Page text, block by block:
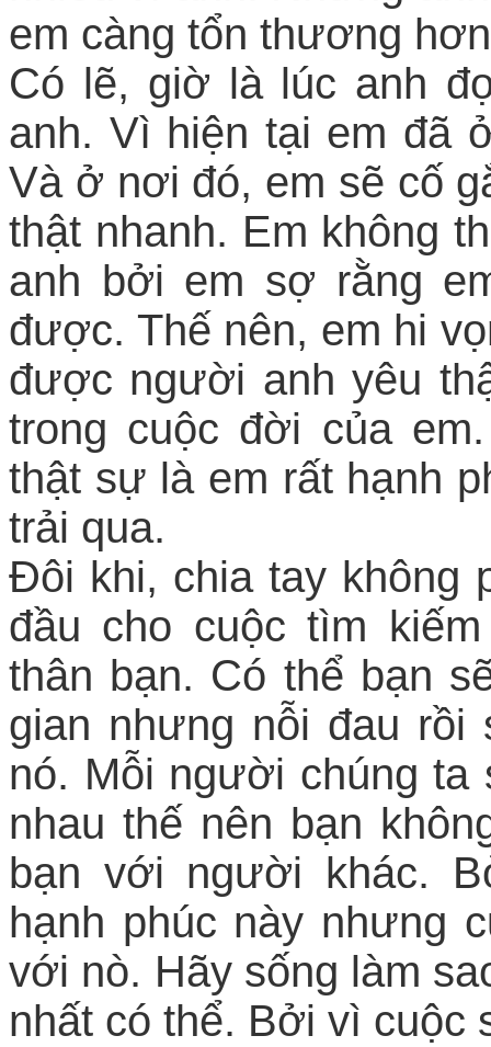
em càng tổn thương
Có lẽ, giờ là lúc anh
anh. Vì hiện tại em đã
Và ở nơi đó, em sẽ cố
thật nhanh. Em không
anh bởi em sợ rằng
được. Thế nên, em hi
được người anh yêu
trong cuộc đời của
thật sự là em rất hạnh
trải qua.
Đôi khi, chia tay không
đầu cho cuộc tìm
thân bạn. Có thể bạn
gian nhưng nỗi đau rồi
nó. Mỗi người chúng ta
nhau thế nên bạn
bạn với người khác.
hạnh phúc này nhưng
với nò. Hãy sống làm
nhất có thể. Bởi vì cuộc